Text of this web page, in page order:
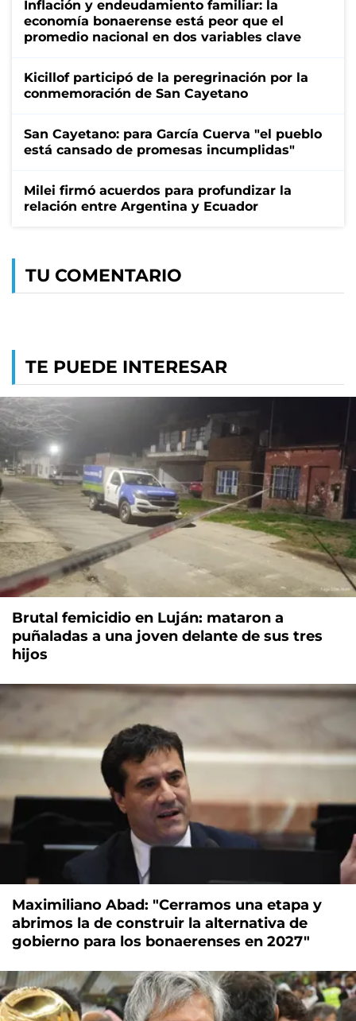
Inflación y endeudamiento familiar: la
economía bonaerense está peor que el
promedio nacional en dos variables clave
Kicillof participó de la peregrinación por la
conmemoración de San Cayetano
San Cayetano: para García Cuerva "el pueblo
está cansado de promesas incumplidas"
Milei firmó acuerdos para profundizar la
relación entre Argentina y Ecuador
TU COMENTARIO
TE PUEDE INTERESAR
Brutal femicidio en Luján: mataron a
puñaladas a una joven delante de sus tres
hijos
Maximiliano Abad: "Cerramos una etapa y
abrimos la de construir la alternativa de
gobierno para los bonaerenses en 2027"